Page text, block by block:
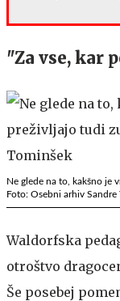
"Za vse, kar
Ne glede na to, kakšno je
Foto: Osebni arhiv Sandre
Waldorfska
otroštvo
Še posebej